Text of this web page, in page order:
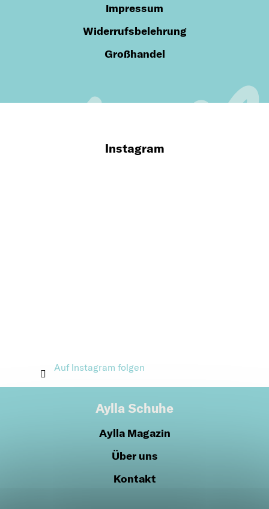
Impressum
Widerrufsbelehrung
Großhandel
Instagram
Auf Instagram folgen
Aylla Schuhe
Aylla Magazin
Über uns
Kontakt